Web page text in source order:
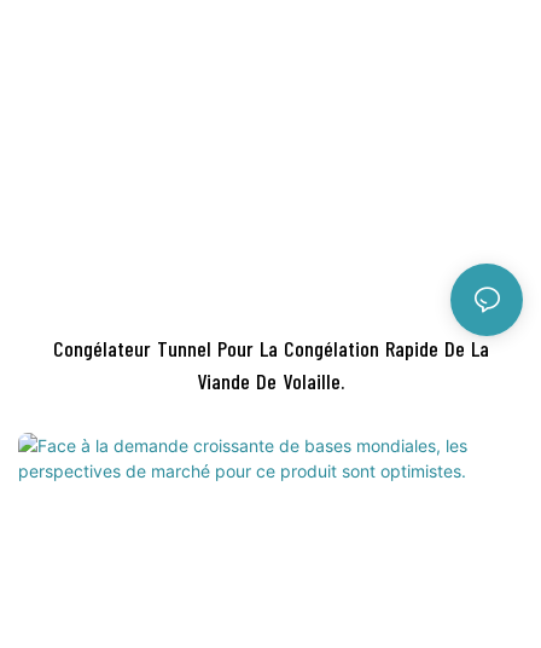
Congélateur Tunnel Pour La Congélation Rapide De La
Viande De Volaille.